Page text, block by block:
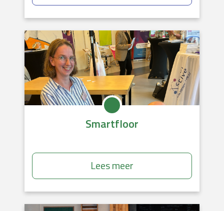
Smartfloor
Lees meer